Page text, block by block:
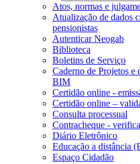
Atos, normas e
Atualização de dados
pensionistas
Autenticar Neogab
Biblioteca
Boletins de Serviço
Caderno de Projetos e
BIM
Certidão online -
Certidão online –
Consulta processual
Contracheque -
Diário Eletrônico
Educação a distância
Espaço Cidadão